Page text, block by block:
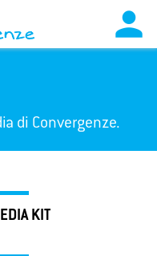

di Convergenze.
KIT